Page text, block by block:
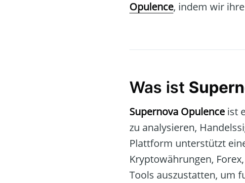
Opulence, indem wir
Was ist
Supernova Opulence ist
zu analysieren,
Plattform unterstützt
Kryptowährungen,
Tools auszustatten, um